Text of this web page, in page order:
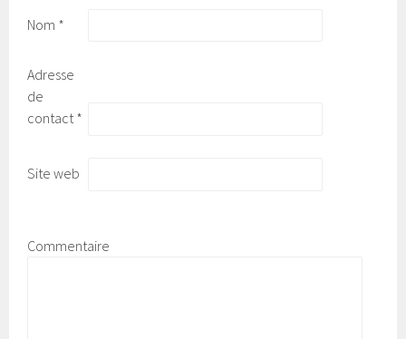
Nom *
Adresse
de
contact*
Site web
Commentaire